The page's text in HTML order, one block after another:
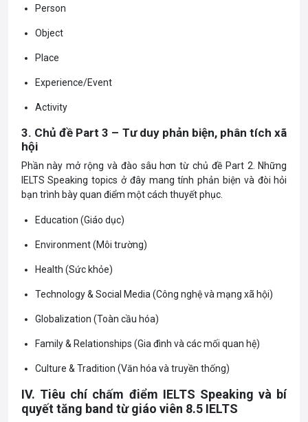
Person
Object
Place
Experience/Event
Activity
3. Chủ đề Part 3 – Tư duy phản biện, phân tích xã
hội
Phần này mở rộng và đào sâu hơn từ chủ đề Part 2. Những
IELTSSpeaking topics ở đây mang tính phản biện và đòi hỏi
bạn trình bày quan điểm một cách thuyết phục.
Education (Giáo dục)
Environment (Môi trường)
Health (Sức khỏe)
Technology & Social Media (Công nghệ và mạng xã hội)
Globalization (Toàn cầu hóa)
Family & Relationships (Gia đình và các mối quan hệ)
Culture & Tradition (Văn hóa và truyền thống)
IV. Tiêu chí chấm điểm IELTS Speaking và bí
quyết tăng band từ giáo viên 8.5 IELTS